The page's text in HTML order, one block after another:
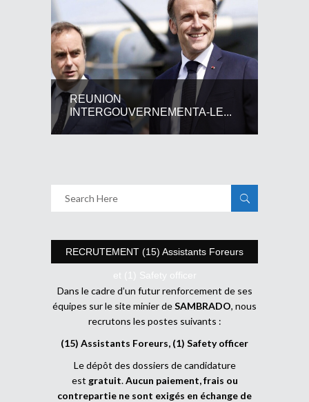
REUNION
INTERGOUVERNEMENTA-LE...
RECRUTEMENT (15) Assistants Foreurs
et (1) Safety officer
Dans le cadre d’un futur renforcement de ses
équipes sur le site minier deSAMBRADO, nous
recrutons les postes suivants :
(15) Assistants Foreurs, (1) Safety officer
Le dépôt des dossiers de candidature
est gratuit.Aucun paiement, frais ou
contrepartie ne sont exigés en échange de